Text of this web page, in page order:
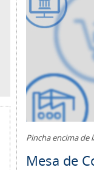
Pincha encima de
Mesa de